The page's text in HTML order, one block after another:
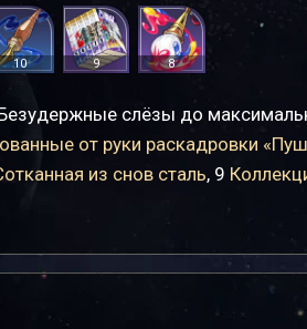
10 9 8
слёзы до
от руки раскадровки
из снов сталь, 9